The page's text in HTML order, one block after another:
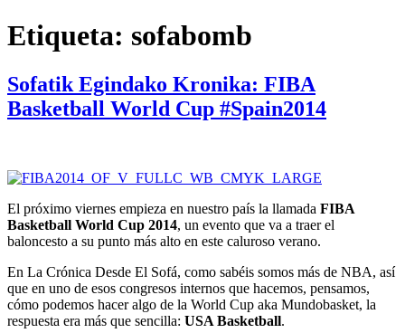
Etiqueta: sofabomb
Sofatik Egindako Kronika: FIBA
Basketball World Cup #Spain2014
El próximo viernes empieza en nuestro país la llamada FIBA
Basketball World Cup 2014, un evento que va a traer el
baloncesto a su punto más alto en este caluroso verano.
En La Crónica Desde El Sofá, como sabéis somos más de NBA, así
que en uno de esos congresos internos que hacemos, pensamos,
cómo podemos hacer algo de la World Cup aka Mundobasket, la
respuesta era más que sencilla: USA Basketball.